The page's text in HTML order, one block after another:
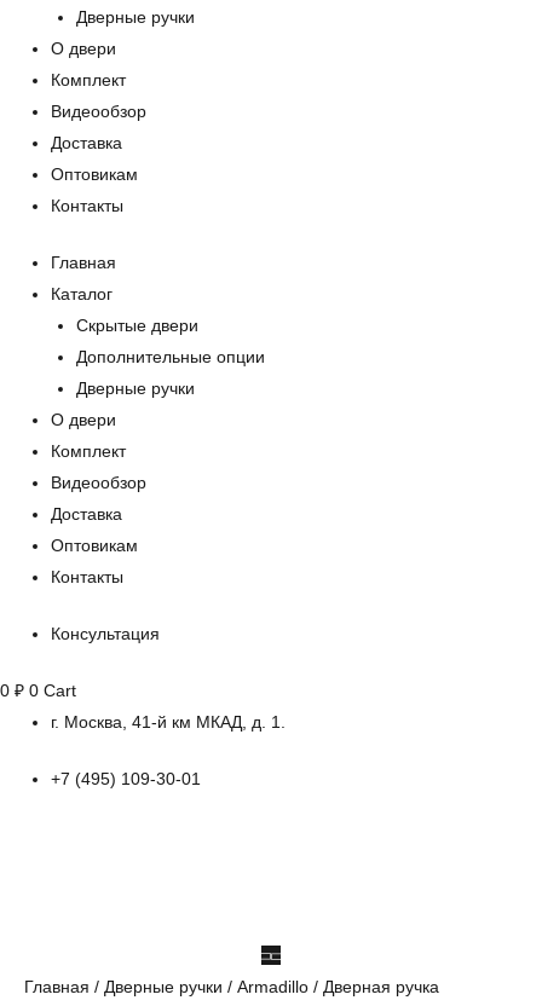
Дверные ручки
О двери
Комплект
Видеообзор
Доставка
Оптовикам
Контакты
Главная
Каталог
Скрытые двери
Дополнительные опции
Дверные ручки
О двери
Комплект
Видеообзор
Доставка
Оптовикам
Контакты
Консультация
0 ₽ 0 Cart
г. Москва, 41-й км МКАД, д. 1.
+7 (495) 109-30-01
Главная / Дверные ручки / Armadillo / Дверная ручка